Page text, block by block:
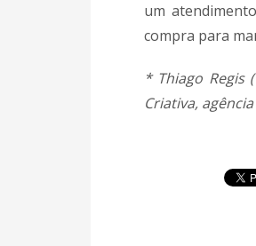
um
compra para
* Thiago Regis (
Criativa,